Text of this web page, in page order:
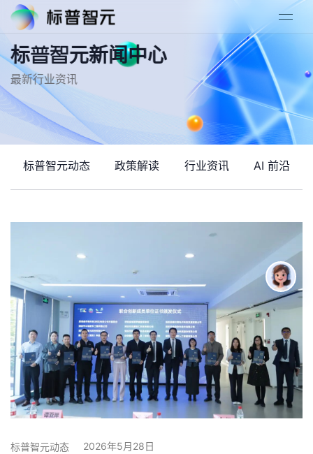
标普智元新闻中心
最新行业资讯
标普智元动态 政策解读 行业资讯 AI 前沿
标普智元动态 2026年5月28日